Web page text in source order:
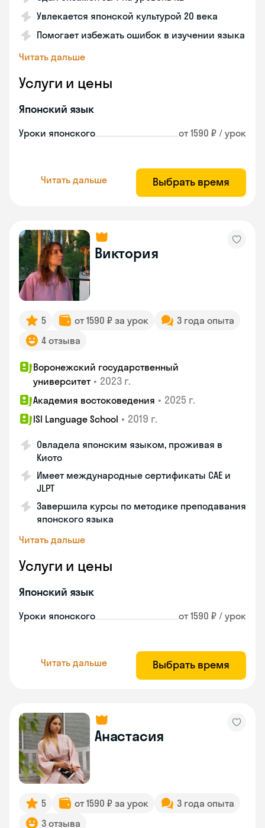
Увлекается японской культурой 20 века
Помогает избежать ошибок в изучении языка
Читать дальше
Услуги и цены
Японский язык
Уроки японского от 1590 ₽ / урок
Читать дальше Выбрать время
Виктория
5 от 1590 ₽ за урок
3 года опыта
4 отзыва
Воронежский государственный
университет • 2023 г.
Академия востоковедения • 2025 г.
ISI Language School • 2019 г.
Овладела японским языком, проживая в
Киото
Имеет международные сертификаты CAE и
JLPT
Завершила курсы по методике преподавания
японского языка
Читать дальше
Услуги и цены
Японский язык
Уроки японского от 1590 ₽ / урок
Читать дальше Выбрать время
Анастасия
5 от 1590 ₽ за урок
3 года опыта
3 отзыва